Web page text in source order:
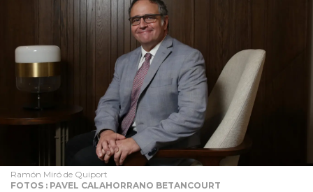
Ramón Miró de Quiport
FOTOS : PAVEL CALAHORRANO BETANCOURT